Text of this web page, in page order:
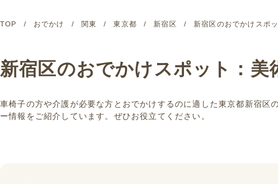
介護情報の総合サイト
介護まるわかり
TOP おでかけ 関東 東京都 新宿区 新宿区のおでかけスポ
新宿区のおでかけスポット：美
車椅子の方や介護が必要な方とおでかけするのに適した東京都新宿
ー情報をご紹介しています。ぜひお役立てください。